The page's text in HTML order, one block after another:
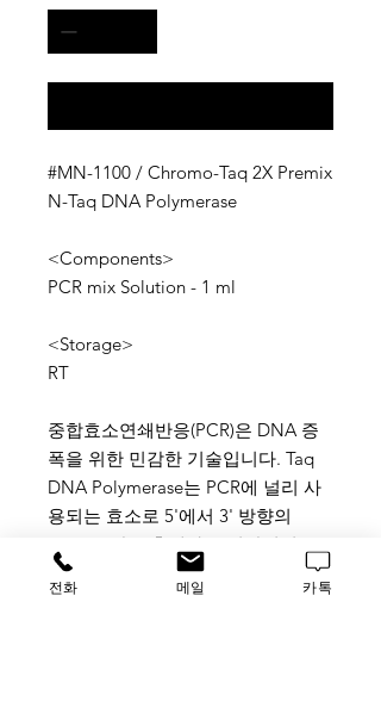
#MN-1100 / Chromo-Taq 2X Premix
N-Taq DNA Polymerase
<Components>
PCR mix Solution - 1 ml
<Storage>
RT
중합효소연쇄반응(PCR)은 DNA 증
폭을 위한 민감한 기술입니다. Taq
DNA Polymerase는 PCR에 널리 사
용되는 효소로 5'에서 3' 방향의
DNA 중합을 촉매하는 열안정성효소
입니다. Thermus aquaticus Taq
DNA Polymerase을 개량하여 E. coli
전화 메일 카톡